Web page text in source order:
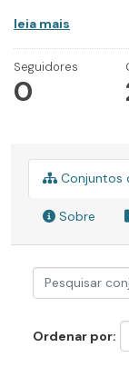
leia mais
Seguidores
0
Conjuntos
Sobre
Ordenar por